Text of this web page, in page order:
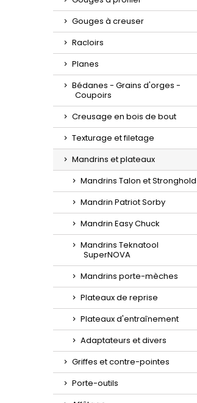
Gouges à creuser
Racloirs
Planes
Bédanes - Grains d'orges -
Coupoirs
Creusage en bois de bout
Texturage et filetage
Mandrins et plateaux
Mandrins Talon et Stronghold
Mandrin Patriot Sorby
Mandrin Easy Chuck
Mandrins Teknatool
SuperNOVA
Mandrins porte-mèches
Plateaux de reprise
Plateaux d'entraînement
Adaptateurs et divers
Griffes et contre-pointes
Porte-outils